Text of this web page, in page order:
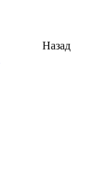
Назад